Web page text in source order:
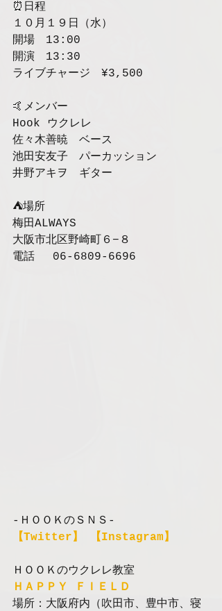
⏰日程
１０月１９日（水）
開場　13:00
開演　13:30
ライブチャージ　¥3,500
🤙メンバー
Hook ウクレレ
佐々木善暁　ベース
池田安友子　パーカッション
井野アキヲ　ギター
⛺️場所
梅田ALWAYS
大阪市北区野崎町６−８
電話　 06-6809-6696
-ＨＯＯＫのＳＮＳ-
【Twitter】
【Instagram】
ＨＯＯＫのウクレレ教室
ＨＡＰＰＹ ＦＩＥＬＤ
場所：大阪府内（吹田市、豊中市、寝